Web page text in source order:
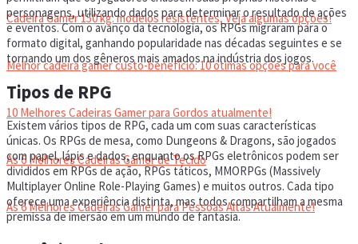
Cadeira Gamer 150 kg: modelos resistentes, Veja algumas opções!
Melhor cadeira gamer custo-benefício: 10 ótimas opções para você
10 Melhores Cadeiras Gamer para Gordos atualmente!
As 6 Melhores Cadeiras Gamer de Tecido
As 6 Melhores Cadeiras Gamer para Pessoas Altas Atualmente!
personagens, utilizando dados para determinar o resultado de ações
e eventos. Com o avanço da tecnologia, os RPGs migraram para o
formato digital, ganhando popularidade nas décadas seguintes e se
tornando um dos gêneros mais amados na indústria dos jogos.
Tipos de RPG
Existem vários tipos de RPG, cada um com suas características
únicas. Os RPGs de mesa, como Dungeons & Dragons, são jogados
com papel, lápis e dados, enquanto os RPGs eletrônicos podem ser
divididos em RPGs de ação, RPGs táticos, MMORPGs (Massively
Multiplayer Online Role-Playing Games) e muitos outros. Cada tipo
oferece uma experiência distinta, mas todos compartilham a mesma
premissa de imersão em um mundo de fantasia.